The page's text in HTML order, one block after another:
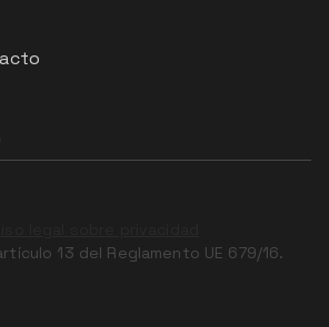
13 del Reglamento UE 679/16.